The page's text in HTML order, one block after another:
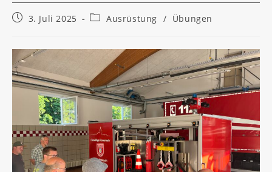
Beitrag3. Juli 2025
Beitrags-
Ausrüstung / Übungen